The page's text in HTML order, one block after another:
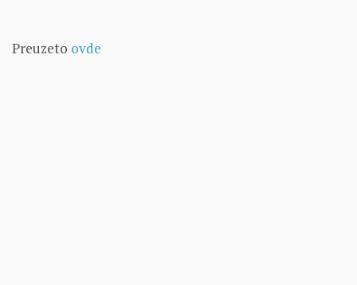
Preuzeto ovde